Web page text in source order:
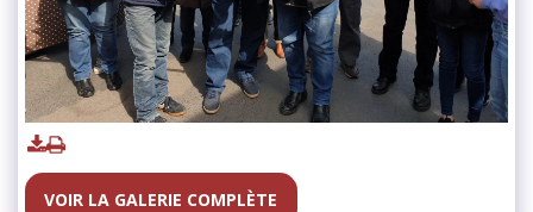
VOIR LA GALERIE COMPLÈTE